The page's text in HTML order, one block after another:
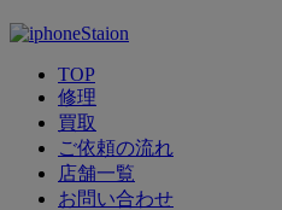
TOP
修理
買取
ご依頼の流れ
店舗一覧
お問い合わせ